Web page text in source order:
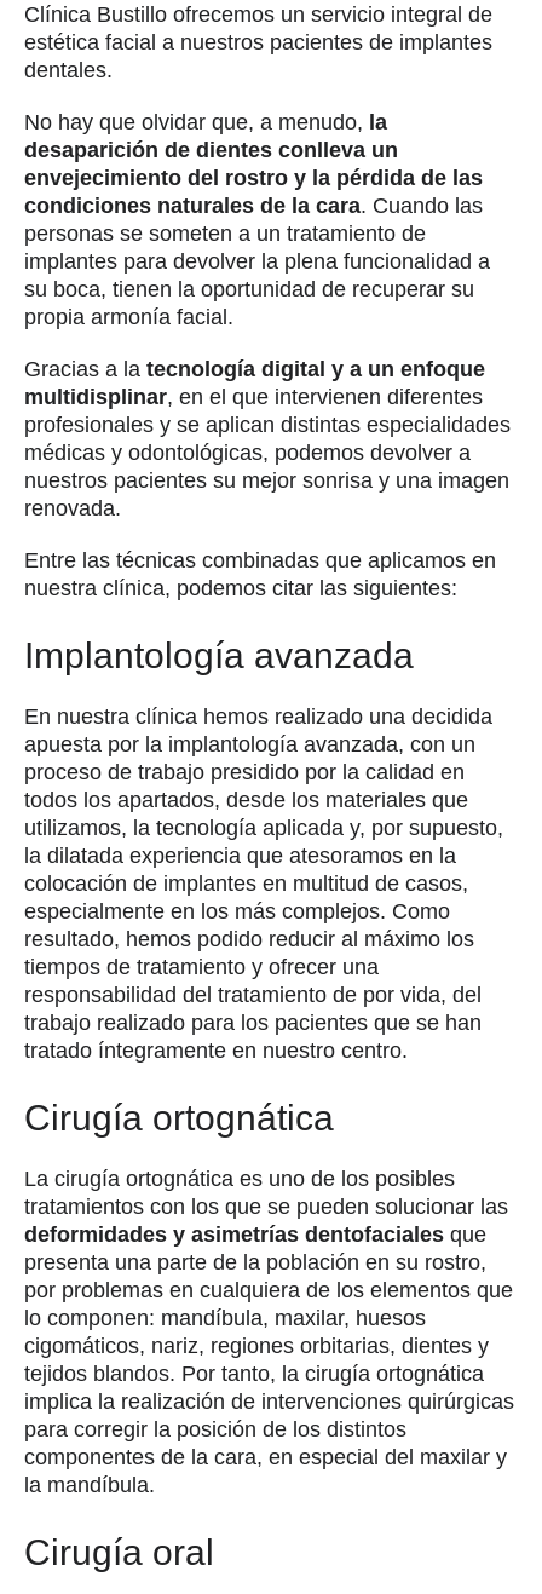
Clínica Bustillo ofrecemos un servicio integral de
estética facial a nuestros pacientes de implantes
dentales.
No hay que olvidar que, a menudo, la
desaparición de dientes conlleva un
envejecimiento del rostro y la pérdida de las
condiciones naturales de la cara. Cuando las
personas se someten a un tratamiento de
implantes para devolver la plena funcionalidad a
su boca, tienen la oportunidad de recuperar su
propia armonía facial.
Gracias a la tecnología digital y a un enfoque
multidisplinar, en el que intervienen diferentes
profesionales y se aplican distintas especialidades
médicas y odontológicas, podemos devolver a
nuestros pacientes su mejor sonrisa y una imagen
renovada.
Entre las técnicas combinadas que aplicamos en
nuestra clínica, podemos citar las siguientes:
Implantología avanzada
En nuestra clínica hemos realizado una decidida
apuesta por la implantología avanzada, con un
proceso de trabajo presidido por la calidad en
todos los apartados, desde los materiales que
utilizamos, la tecnología aplicada y, por supuesto,
la dilatada experiencia que atesoramos en la
colocación de implantes en multitud de casos,
especialmente en los más complejos. Como
resultado, hemos podido reducir al máximo los
tiempos de tratamiento y ofrecer una
responsabilidad del tratamiento de por vida, del
trabajo realizado para los pacientes que se han
tratado íntegramente en nuestro centro.
Cirugía ortognática
La cirugía ortognática es uno de los posibles
tratamientos con los que se pueden solucionar las
deformidades y asimetrías dentofaciales que
presenta una parte de la población en su rostro,
por problemas en cualquiera de los elementos que
lo componen: mandíbula, maxilar, huesos
cigomáticos, nariz, regiones orbitarias, dientes y
tejidos blandos. Por tanto, la cirugía ortognática
implica la realización de intervenciones quirúrgicas
para corregir la posición de los distintos
componentes de la cara, en especial del maxilar y
la mandíbula.
Cirugía oral